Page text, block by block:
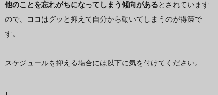
他のことを忘れがちになってしまう傾向があるとされています
ので、ココはグッと抑えて自分から動いてしまうのが得策で
す。
スケジュールを抑える場合には以下に気を付けてください。